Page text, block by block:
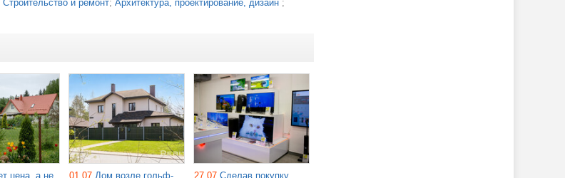
Строительство и ремонт; Архитектура, проектирование, дизайн ;
цена, а не
01.07 Дом возле гольф-
27.07 Сделав покупку,